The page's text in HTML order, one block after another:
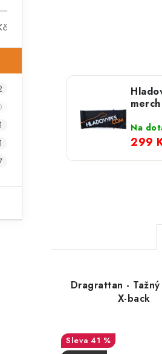
1
1
logo
Na
299
a
Dragrattan -
X-back
41 %